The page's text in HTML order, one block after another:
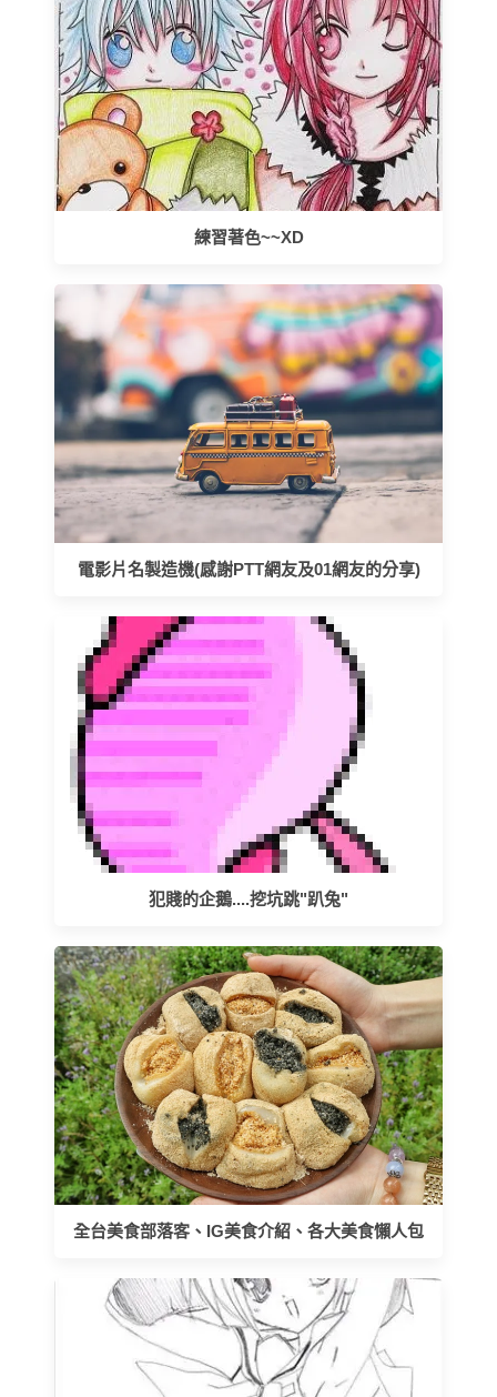
練習著色~~XD
電影片名製造機(感謝PTT網友及01網友的分享)
犯賤的企鵝....挖坑跳"趴兔"
全台美食部落客、IG美食介紹、各大美食懶人包